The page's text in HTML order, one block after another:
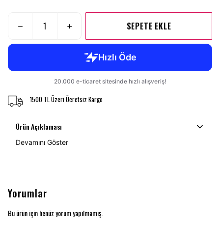
SEPETE EKLE
1500 TL Üzeri Ücretsiz Kargo
Ürün Açıklaması
Devamını Göster
Yorumlar
Bu ürün için henüz yorum yapılmamış.